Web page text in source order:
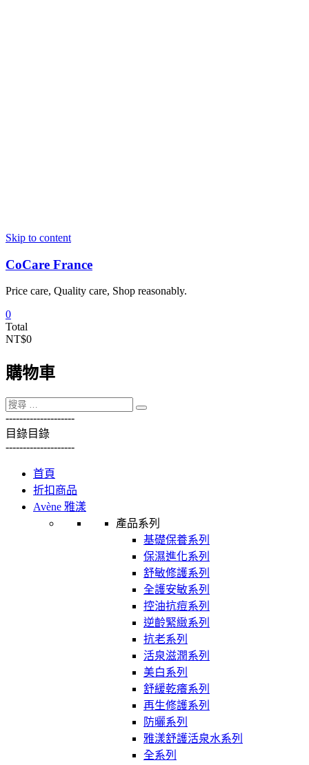
Skip to content
CoCare France
Price care, Quality care, Shop reasonably.
0
Total
NT$0
購物車
--------------------
目錄目錄
--------------------
首頁
折扣商品
Avène 雅漾
產品系列
基礎保養系列
保濕進化系列
舒敏修護系列
全護安敏系列
控油抗痘系列
逆齡緊緻系列
抗老系列
活泉滋潤系列
美白系列
舒緩乾癢系列
再生修護系列
防曬系列
雅漾舒護活泉水系列
全系列